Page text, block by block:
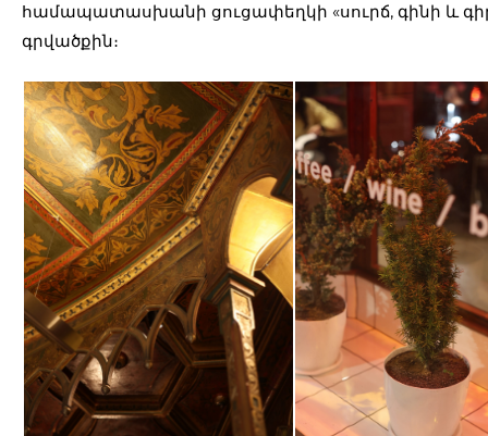
համապատասխանի ցուցափեղկի «սուրճ, գինի և
գրվածքին։